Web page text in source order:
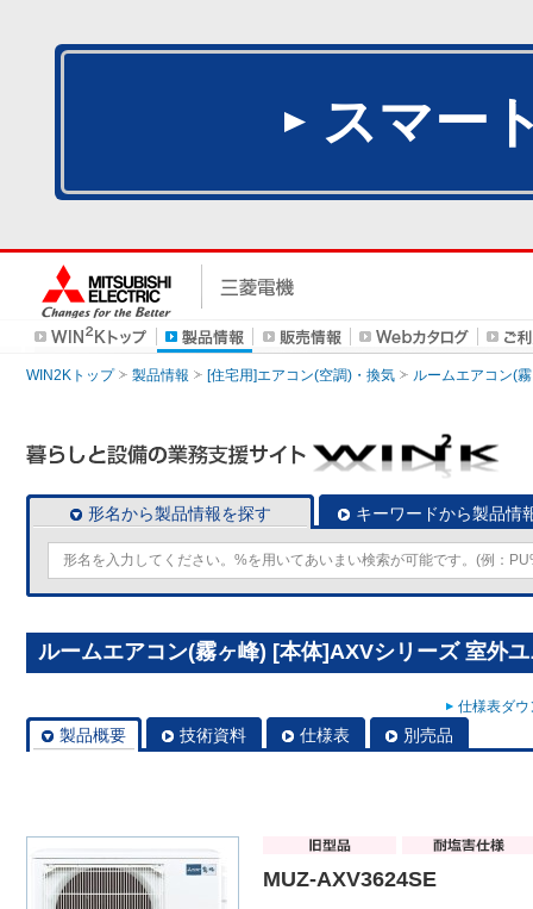
スマー
WIN2Kトップ 製品情報 [住宅用]エアコン(空調)・換気 ルームエアコン(
形名から製品情報を探す キーワードから製品情
ルームエアコン(霧ヶ峰) [本体]AXVシリーズ 室外
仕様表ダ
製品概要 技術資料 仕様表 別売品
MUZ-AXV3624SE